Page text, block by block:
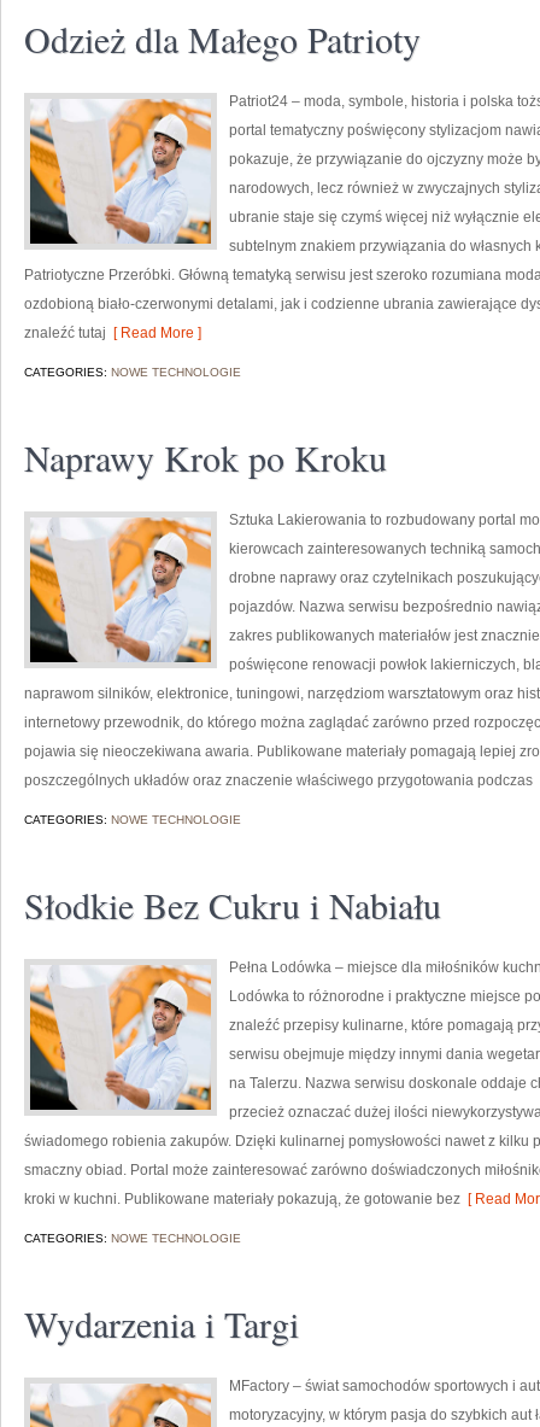
Odzież dla Małego Patrioty
Patriot24 – moda, symbole, historia i polska
portal tematyczny poświęcony stylizacjom
pokazuje, że przywiązanie do ojczyzny może
narodowych, lecz również w zwyczajnych
ubranie staje się czymś więcej niż wyłącznie
subtelnym znakiem przywiązania do
Patriotyczne Przeróbki. Główną tematyką serwisu jest szeroko rozumiana
ozdobioną biało-czerwonymi detalami, jak i codzienne ubrania zawierające
znaleźć tutaj [ Read More ]
CATEGORIES: NOWE TECHNOLOGIE
Naprawy Krok po Kroku
Sztuka Lakierowania to rozbudowany portal
kierowcach zainteresowanych techniką
drobne naprawy oraz czytelnikach
pojazdów. Nazwa serwisu bezpośrednio
zakres publikowanych materiałów jest
poświęcone renowacji powłok lakierniczych,
naprawom silników, elektronice, tuningowi, narzędziom warsztatowym oraz
internetowy przewodnik, do którego można zaglądać zarówno przed
pojawia się nieoczekiwana awaria. Publikowane materiały pomagają lepiej
poszczególnych układów oraz znaczenie właściwego przygotowania podczas
CATEGORIES: NOWE TECHNOLOGIE
Słodkie Bez Cukru i Nabiału
Pełna Lodówka – miejsce dla miłośników
Lodówka to różnorodne i praktyczne miejsce
znaleźć przepisy kulinarne, które pomagają
serwisu obejmuje między innymi dania
na Talerzu. Nazwa serwisu doskonale oddaje
przecież oznaczać dużej ilości
świadomego robienia zakupów. Dzięki kulinarnej pomysłowości nawet z kilku
smaczny obiad. Portal może zainteresować zarówno doświadczonych
kroki w kuchni. Publikowane materiały pokazują, że gotowanie bez [ Read
CATEGORIES: NOWE TECHNOLOGIE
Wydarzenia i Targi
MFactory – świat samochodów sportowych i
motoryzacyjny, w którym pasja do szybkich aut